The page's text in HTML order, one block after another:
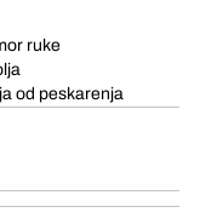
ruke
od peskarenja